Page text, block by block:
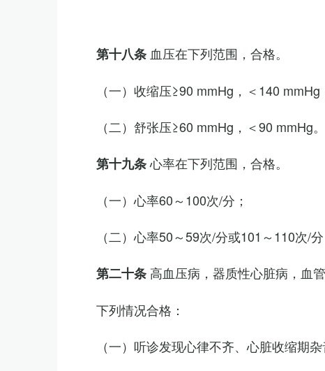
第十八条 血压在下列范围，合格。
（一）收缩压≥90 mmHg，＜140 mmHg
（二）舒张压≥60 mmHg，＜90 mmHg。
第十九条心率在下列范围，合格。
（一）心率60～100次/分；
（二）心率50～59次/分或101～110次/
第二十条 高血压病，器质性心脏病，血
下列情况合格：
（一）听诊发现心律不齐、心脏收缩期